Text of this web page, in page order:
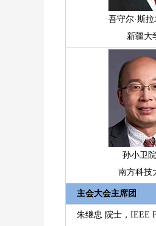
吾守尔·斯
新疆大
孙小卫
南方科技
主会大会主席团
朱继忠 院士，IEEE